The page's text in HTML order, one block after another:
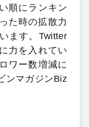
順にランキン
た時の拡散力
ます。Twitter
力を入れてい
ワー数増減に
ンマガジンBiz